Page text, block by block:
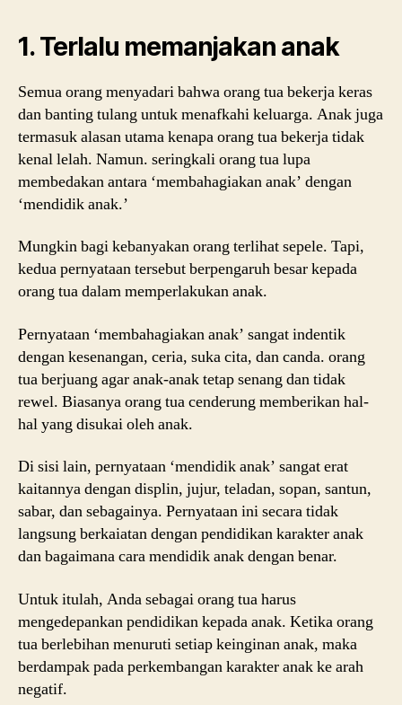
1. Terlalu memanjakan anak
Semua orang menyadari bahwa orang tua bekerja keras
dan banting tulang untuk menafkahi keluarga. Anak juga
termasuk alasan utama kenapa orang tua bekerja tidak
kenal lelah. Namun. seringkali orang tua lupa
membedakan antara ‘membahagiakan anak’ dengan
‘mendidik anak.’
Mungkin bagi kebanyakan orang terlihat sepele. Tapi,
kedua pernyataan tersebut berpengaruh besar kepada
orang tua dalam memperlakukan anak.
Pernyataan ‘membahagiakan anak’ sangat indentik
dengan kesenangan, ceria, suka cita, dan canda. orang
tua berjuang agar anak-anak tetap senang dan tidak
rewel. Biasanya orang tua cenderung memberikan hal-
hal yang disukai oleh anak.
Di sisi lain, pernyataan ‘mendidik anak’ sangat erat
kaitannya dengan displin, jujur, teladan, sopan, santun,
sabar, dan sebagainya. Pernyataan ini secara tidak
langsung berkaiatan dengan pendidikan karakter anak
dan bagaimana cara mendidik anak dengan benar.
Untuk itulah, Anda sebagai orang tua harus
mengedepankan pendidikan kepada anak. Ketika orang
tua berlebihan menuruti setiap keinginan anak, maka
berdampak pada perkembangan karakter anak ke arah
negatif.